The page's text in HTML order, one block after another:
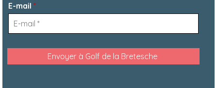
E-mail *